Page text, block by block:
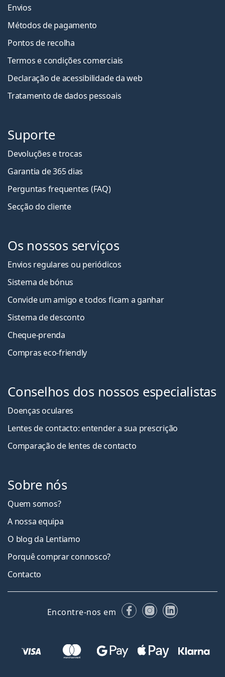
durante o sono por um período de até seis noites
e sete dias. No entanto, deve consultar o seu
oftalmologista se estiver interessado em
de usar.
Envios
Métodos de pagamento
Pontos de recolha
Termos e condições comerciais
Declaração de acessibilidade da web
Tratamento de dados pessoais
Suporte
Devoluções e trocas
Garantia de 365 dias
Perguntas frequentes (FAQ)
Secção do cliente
Os nossos serviços
Envios regulares ou periódicos
Sistema de bónus
Convide um amigo e todos ficam a ganhar
Sistema de desconto
Cheque-prenda
Compras eco-friendly
Conselhos dos nossos especialistas
Doenças oculares
Lentes de contacto: entender a sua prescrição
Comparação de lentes de contacto
Sobre nós
Quem somos?
A nossa equipa
O blog da Lentiamo
Porquê comprar connosco?
Contacto
Encontre-nos em FacebookInstagram
LinkedIn